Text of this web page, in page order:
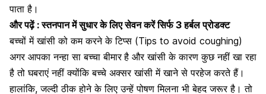
पाता है।
और पढ़ें :स्तनपान में सुधार के लिए सेवन करें सिर्फ 3 हर्बल प्रोडक्ट
बच्चों में खांसी को कम करने के टिप्स (Tips to avoid coughing)
अगर आपका नन्हा सा बच्चा बीमार है और खांसी के कारण कुछ नहीं खा रहा
है तो घबराएं नहीं क्योंकि बच्चे अक्सर खांसी में खाने से परहेज करते हैं।
हालांकि, जल्दी ठीक होने के लिए उन्हें पोषण मिलना भी बेहद जरूर है। तो